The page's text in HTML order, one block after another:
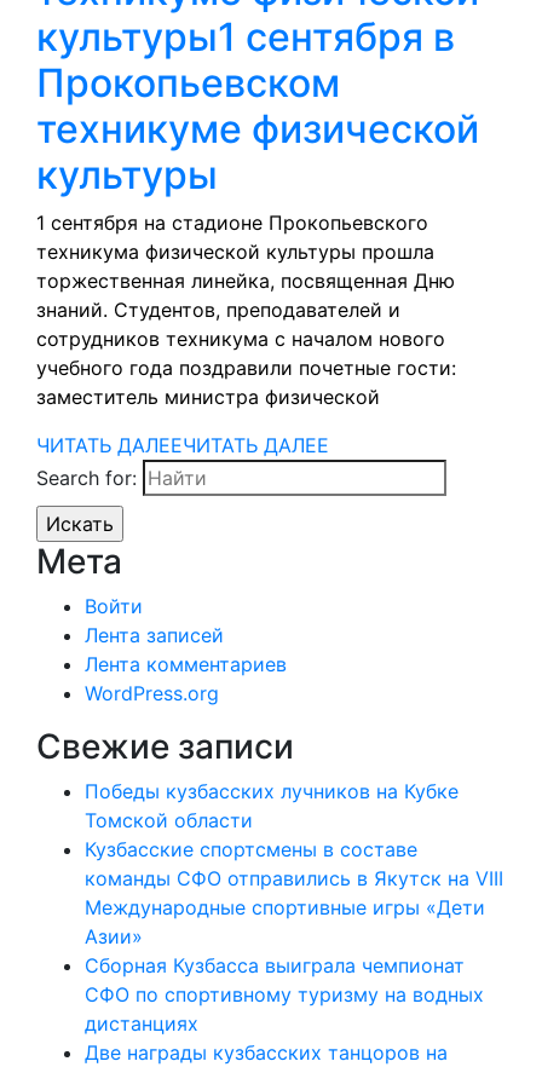
культуры1 сентября в
Прокопьевском
техникуме физической
культуры
1 сентября на стадионе Прокопьевского
техникума физической культуры прошла
торжественная линейка, посвященная Дню
знаний. Студентов, преподавателей и
сотрудников техникума с началом нового
учебного года поздравили почетные гости:
заместитель министра физической
ЧИТАТЬ ДАЛЕЕЧИТАТЬ ДАЛЕЕ
Search for:
Мета
Войти
Лента записей
Лента комментариев
WordPress.org
Свежие записи
Победы кузбасских лучников на Кубке
Томской области
Кузбасские спортсмены в составе
команды СФО отправились в Якутск на VIII
Международные спортивные игры «Дети
Азии»
Сборная Кузбасса выиграла чемпионат
СФО по спортивному туризму на водных
дистанциях
Две награды кузбасских танцоров на